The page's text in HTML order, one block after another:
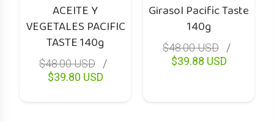
ACEITE Y
VEGETALES PACIFIC
TASTE 140g
$48.00 USD
$39.80 USD
Girasol Pacific Taste
140g
$48.00 USD
$39.88 USD